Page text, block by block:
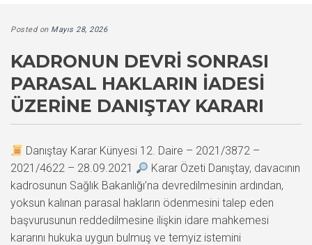
Posted on Mayıs 28, 2026
KADRONUN DEVRI SONRASI
PARASAL HAKLARIN İADESI
ÜZERINE DANIŞTAY KARARI
Danıştay Karar Künyesi 12. Daire – 2021/3872 –
2021/4622 – 28.09.2021
Karar Özeti Danıştay, davacının
kadrosunun Sağlık Bakanlığı’na devredilmesinin ardından,
yoksun kalınan parasal hakların ödenmesini talep eden
başvurusunun reddedilmesine ilişkin idare mahkemesi
kararını hukuka uygun bulmuş ve temyiz istemini